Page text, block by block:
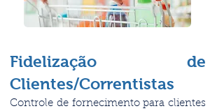
Fidelização de
Clientes/Correntistas
Controle de fornecimento para clientes